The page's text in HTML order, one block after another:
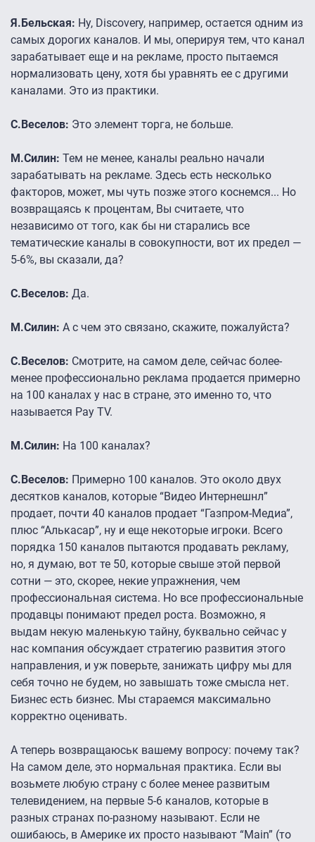
Я.Бельская: Ну, Discovery, например, остается одним из
самых дорогих каналов. И мы, оперируя тем, что канал
зарабатывает еще и на рекламе, просто пытаемся
нормализовать цену, хотя бы уравнять ее с другими
каналами. Это из практики.
С.Веселов: Это элемент торга, не больше.
М.Силин: Тем не менее, каналы реально начали
зарабатывать на рекламе. Здесь есть несколько
факторов, может, мы чуть позже этого коснемся... Но
возвращаясь к процентам, Вы считаете, что
независимо от того, как бы ни старались все
тематические каналы в совокупности, вот их предел —
5-6%, вы сказали, да?
С.Веселов: Да.
М.Силин: А с чем это связано, скажите, пожалуйста?
С.Веселов: Смотрите, на самом деле, сейчас более-
менее профессионально реклама продается примерно
на 100 каналах у нас в стране, это именно то, что
называется Pay TV.
М.Силин: На 100 каналах?
С.Веселов: Примерно 100 каналов. Это около двух
десятков каналов, которые “Видео Интернешнл”
продает, почти 40 каналов продает “Газпром-Медиа”,
плюс “Алькасар”, ну и еще некоторые игроки. Всего
порядка 150 каналов пытаются продавать рекламу,
но, я думаю, вот те 50, которые свыше этой первой
сотни — это, скорее, некие упражнения, чем
профессиональная система. Но все профессиональные
продавцы понимают предел роста. Возможно, я
выдам некую маленькую тайну, буквально сейчас у
нас компания обсуждает стратегию развития этого
направления, и уж поверьте, занижать цифру мы для
себя точно не будем, но завышать тоже смысла нет.
Бизнес есть бизнес. Мы стараемся максимально
корректно оценивать.
А теперь возвращаюськ вашему вопросу: почему так?
На самом деле, это нормальная практика. Если вы
возьмете любую страну с более менее развитым
телевидением, на первые 5-6 каналов, которые в
разных странах по-разному называют. Если не
ошибаюсь, в Америке их просто называют “Main” (то